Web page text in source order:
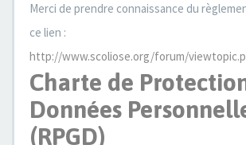
Merci de prendre connaissance du
ce lien :
http://www.scoliose.org/forum/
Charte de
Données
(RPGD)